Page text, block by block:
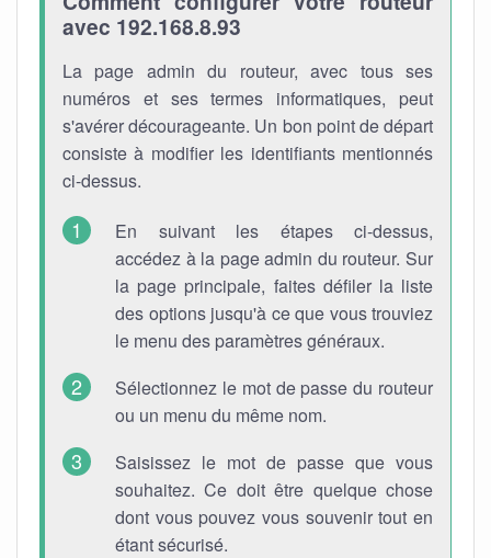
avec 192.168.8.93
La page admin du routeur, avec tous ses
numéros et ses termes informatiques, peut
s'avérer décourageante. Un bon point de départ
consiste à modifier les identifiants mentionnés
ci-dessus.
En suivant les étapes ci-dessus,
accédez à la page admin du routeur. Sur
la page principale, faites défiler la liste
des options jusqu'à ce que vous trouviez
le menu des paramètres généraux.
Sélectionnez le mot de passe du routeur
ou un menu du même nom.
Saisissez le mot de passe que vous
souhaitez. Ce doit être quelque chose
dont vous pouvez vous souvenir tout en
étant sécurisé.